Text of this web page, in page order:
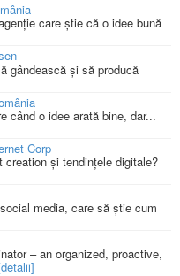
care știe că o idee bună
gândească și să producă
când o idee arată bine, dar...
Corp
și tendințele digitale?
media, care să știe cum
– an organized, proactive,